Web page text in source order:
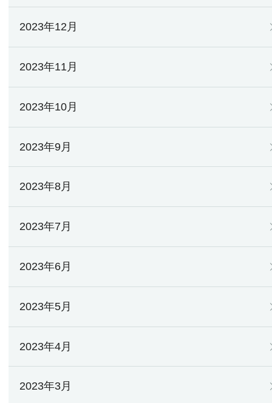
2023年12月
2023年11月
2023年10月
2023年9月
2023年8月
2023年7月
2023年6月
2023年5月
2023年4月
2023年3月